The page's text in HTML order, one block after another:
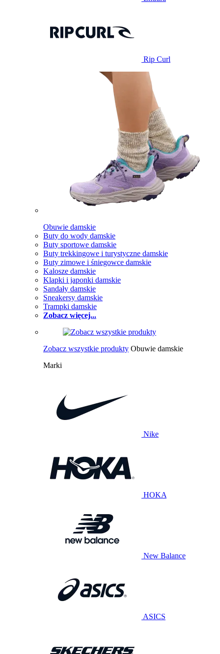
Rip Curl
Obuwie damskie
Buty do wody damskie
Buty sportowe damskie
Buty trekkingowe i turystyczne damskie
Buty zimowe i śniegowce damskie
Kalosze damskie
Klapki i japonki damskie
Sandały damskie
Sneakersy damskie
Trampki damskie
Zobacz więcej...
Zobacz wszystkie produkty Obuwie damskie
Marki
Nike
HOKA
New Balance
ASICS